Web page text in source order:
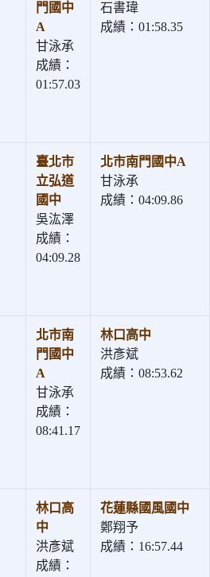
門國中
A
甘泳承
成績：
01:57.03
石書瑋
成績：01:58.35
臺北市
立弘道
國中
吳汯澤
成績：
04:09.28
北市南門國中A
甘泳承
成績：04:09.86
北市南
門國中
A
甘泳承
成績：
08:41.17
林口高中
洪彥斌
成績：08:53.62
林口高
中
洪彥斌
成績：
花蓮縣國風國中
鄭翔予
成績：16:57.44